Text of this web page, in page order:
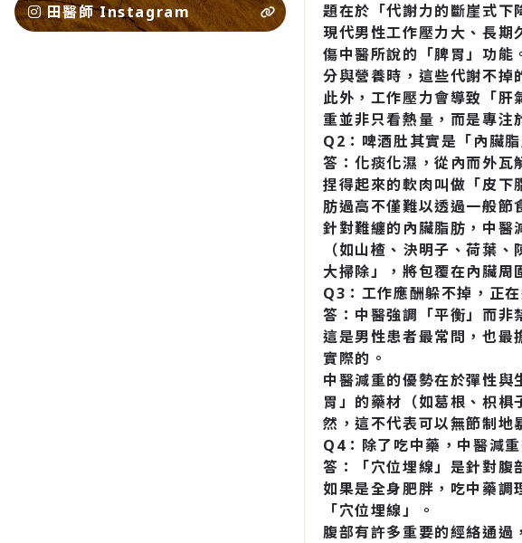
田醫師 Instagram
題在於「代謝力的斷崖式下
現代男性工作壓力大、長期
傷中醫所說的「脾胃」功能
分與營養時，這些代謝不掉
此外，工作壓力會導致「
重並非只看熱量，而是專注
Q2：啤酒肚其實是「內臟
答：化痰化濕，從內而外瓦
捏得起來的軟肉叫做「皮下
肪過高不僅難以透過一般節
針對難纏的內臟脂肪，中醫
（如山楂、決明子、荷葉
大掃除」，將包覆在內臟周
Q3：工作應酬躲不掉，正
答：中醫強調「平衡」而非
這是男性患者最常問，也最
實際的。
中醫減重的優勢在於彈性與
胃」的藥材（如葛根、枳
然，這不代表可以無節制地
Q4：除了吃中藥，中醫減
答：「穴位埋線」是針對腹
如果是全身肥胖，吃中藥調
「穴位埋線」。
腹部有許多重要的經絡通過